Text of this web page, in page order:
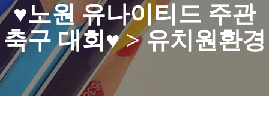
♥노원 유나이티드 주관
축구 대회♥ > 유치원환경